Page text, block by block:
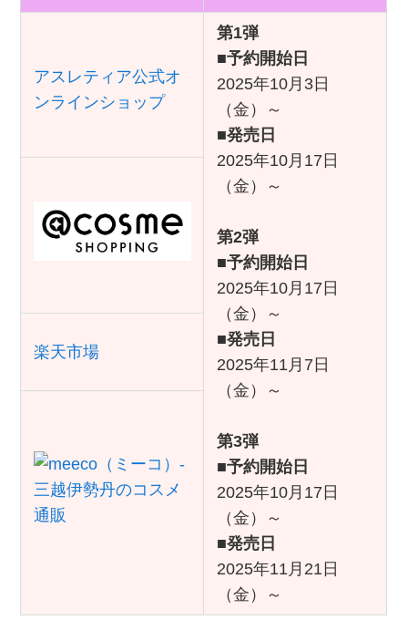
アスレティア公式オ
ンラインショップ
第1弾
■予約開始日
2025年10月3日
（金）～
■発売日
2025年10月17日
（金）～
第2弾
■予約開始日
2025年10月17日
（金）～
■発売日
2025年11月7日
（金）～
第3弾
■予約開始日
2025年10月17日
（金）～
■発売日
2025年11月21日
（金）～
楽天市場